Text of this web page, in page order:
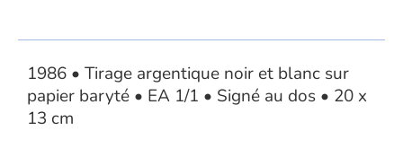
1986 • Tirage argentique noir et blanc sur
papier baryté • EA 1/1 • Signé au dos • 20 x
13 cm